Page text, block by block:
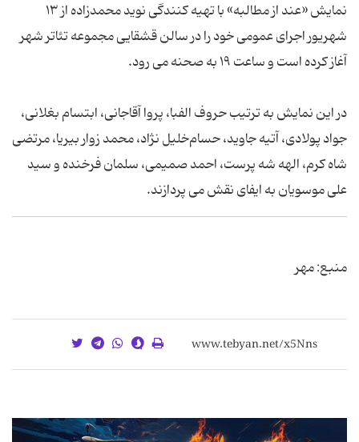
نمایش «عند از مطالبه» با تهیه کنندگی نوید محمدزاده از ۱۳
شهریور اجرای عمومی خود را در سالن قشقایی مجموعه تئاتر شهر
آغاز کرده است و ساعت ۱۹ به صحنه می رود.
در این نمایش به ترتیب حروف الفبا، پروا آقاجانی، ابتسام بغلانی،
جواد پولادی، آتیه جاوید، حسام‌خلیل نژاد، محمد زوار بیریا، مرتضی
شاه کرم، الهه شه پرست، احمد صمیمی، سلمان فرخنده و سید
علی موسویان به ایفای نقش می پردازند.
منبع: مهر